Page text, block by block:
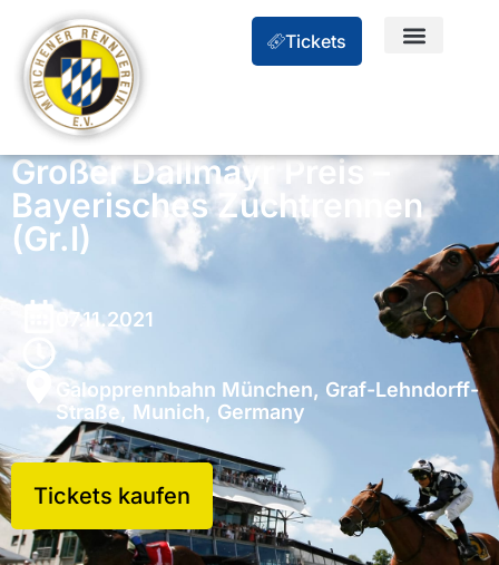
Tickets
Großer Dallmayr Preis –
Bayerisches Zuchtrennen
(Gr.I)
07.11.2021
Galopprennbahn München, Graf-Lehndorff-
Straße, Munich, Germany
Tickets kaufen